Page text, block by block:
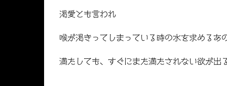
渇愛とも言われ
喉が渇きってしまっている時の水を求めるあ
満たしても、すぐにまた満たされない欲が出る